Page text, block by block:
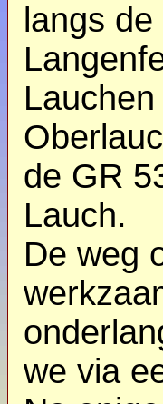
langs
de GR
Lauch.
De weg
we via